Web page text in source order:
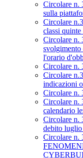
Circolare n.
sulla
Circolare
classi
Circolare n.
svolgimento
l'orario
Circolare n.
Circolare
indicazioni
Circolare n.
Circolare n.
calendario
Circolare n.
debito
Circolare